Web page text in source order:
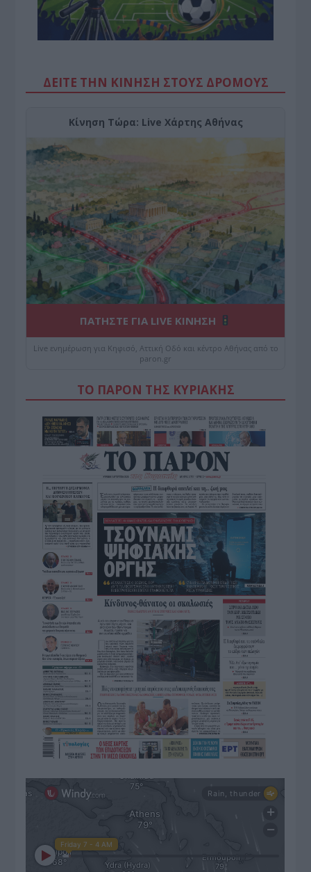
ΔΕΙΤΕ ΤΗΝ ΚΙΝΗΣΗ ΣΤΟΥΣ ΔΡΌΜΟΥΣ
Κίνηση Τώρα: Live Χάρτης Αθήνας
ΠΑΤΗΣΤΕ ΓΙΑ LIVE ΚΙΝΗΣΗ
Live ενημέρωση για Κηφισό, Αττική Οδό και κέντρο Αθήνας από το
paron.gr
ΤΟ ΠΑΡΟΝ ΤΗΣ ΚΥΡΙΑΚΗΣ